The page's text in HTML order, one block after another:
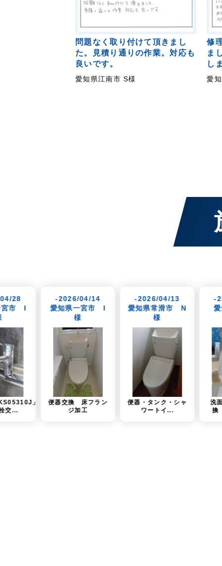
問題なく取り付けて頂きまし
た。見積り通りの作業。対応も
良いです。
愛知県江南市 S様
修
ま
し
愛
04/14
県一宮市 I
換 床フラン
ジ加工
-2026/04/13
愛知県常滑市 N
便器・タンク・シャ
ワートイ...
-2026/04/10
愛知県名古屋
洗面化粧台水栓交
換 TOTO（T...